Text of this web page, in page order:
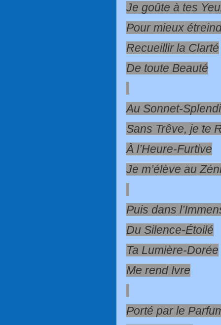
Je goûte à tes
Pour mieux
Recueillir la Clarté
De toute Beauté
Au Sonnet-
Sans Trêve, je te
À l’Heure-Furtive
Je m’élève au
Puis dans
Du Silence-Étoilé
Ta Lumière-Dorée
Me rend Ivre
Porté par le